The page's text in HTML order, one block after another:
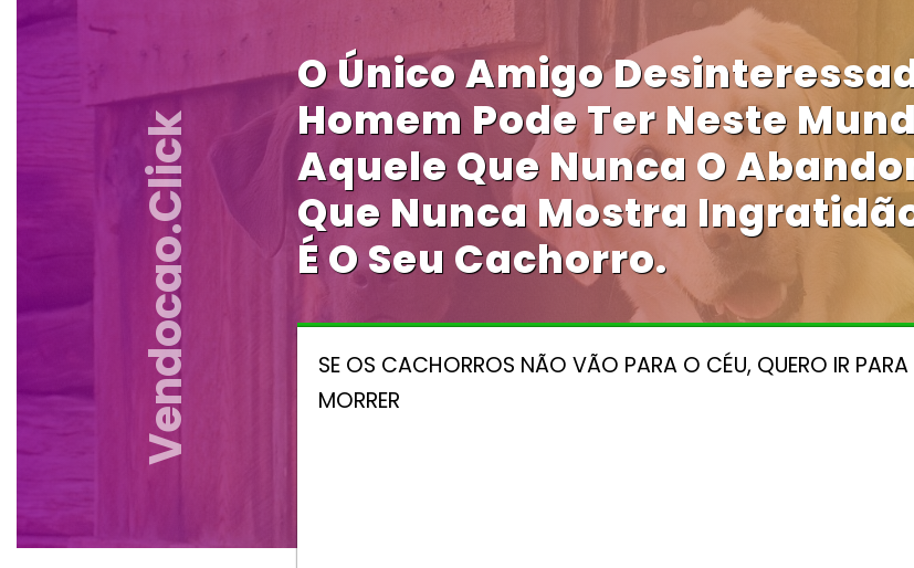
Vendocao.click
O Único Amigo
Homem Pode Ter Neste
Aquele Que Nunca O
Que Nunca Mostra
É O Seu Cachorro.
SE OS CACHORROS NÃO VÃO PARA O CÉU, QUERO IR
MORRER